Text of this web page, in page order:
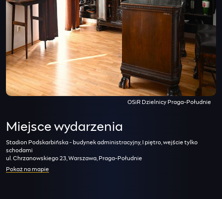
OSiR Dzielnicy Praga-Południe
Miejsce wydarzenia
Stadion Podskarbińska - budynek administracyjny, I piętro, wejście tylko
schodami
ul. Chrzanowskiego 23, Warszawa, Praga-Południe
Pokaż na mapie